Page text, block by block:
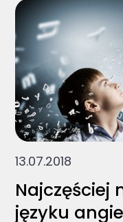
13.07.2018
Najczęściej
języku